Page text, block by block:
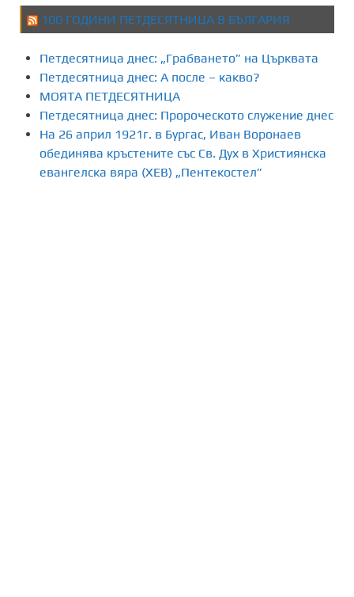
л
н
е
н
100 ГОДИНИ ПЕТДЕСЯТНИЦА В БЪЛГАРИЯ
Петдесятница днес: „Грабването” на Църквата
Петдесятница днес: А после – какво?
МОЯТА ПЕТДЕСЯТНИЦА
Петдесятница днес: Пророческото служение днес
На 26 април 1921г. в Бургас, Иван Воронаев
обединява кръстените със Св. Дух в Християнска
евангелска вяра (ХЕВ) „Пентекостел”